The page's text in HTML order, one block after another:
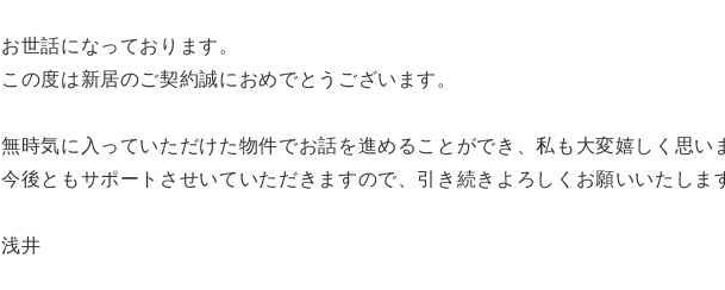
お世話になっております。
この度は新居のご契約誠におめでとうございます。
無時気に入っていただけた物件でお話を進めることができ、私も大変嬉しく思い
今後ともサポートさせいていただきますので、引き続きよろしくお願いいたしま
浅井